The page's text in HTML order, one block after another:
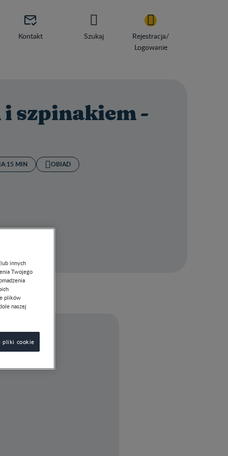

Kontakt Szukaj
Rejestracja/
Logowanie
szpinakiem -
15 MIN OBIAD
innych
Twojego
plików
naszej
pliki cookie